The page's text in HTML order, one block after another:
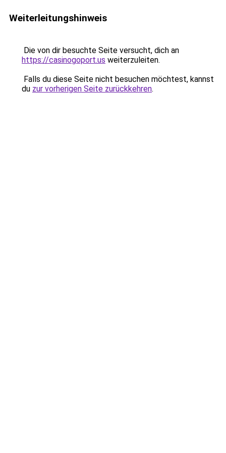
Weiterleitungshinweis
Die von dir besuchte Seite versucht, dich an
https://casinogoport.us weiterzuleiten.
Falls du diese Seite nicht besuchen möchtest, kannst
du zur vorherigen Seite zurückkehren.